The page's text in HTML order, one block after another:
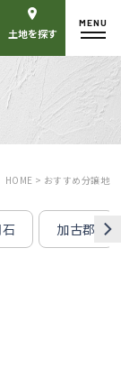
予約
土地を探す
MENU
HOME > おすすめ分譲地
加古郡